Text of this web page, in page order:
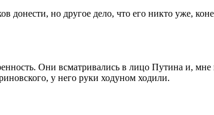
донести, но другое дело, что его никто уже,
Они всматривались в лицо Путина и,
у него руки ходуном ходили.